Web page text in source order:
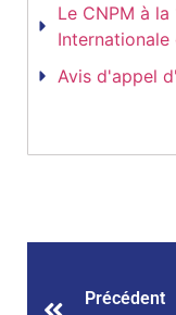
Le CNPM à la
Internationale
Avis d'appel
Précédent